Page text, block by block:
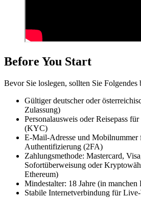
Before You Start
Bevor Sie loslegen, sollten Sie Folgendes
Gültiger deutscher oder
Zulassung)
Personalausweis oder Reisepass
(KYC)
E-Mail-Adresse und
Authentifizierung (2FA)
Zahlungsmethode: Mastercard,
Sofortüberweisung oder
Ethereum)
Mindestalter: 18 Jahre (in manchen
Stabile Internetverbindung für